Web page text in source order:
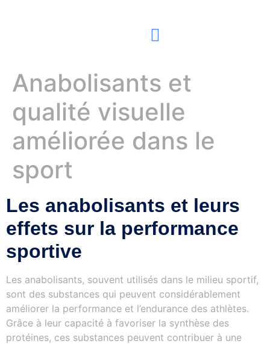
Anabolisants et
qualité visuelle
améliorée dans le
sport
Les anabolisants et leurs
effets sur la performance
sportive
Les anabolisants, souvent utilisés dans le milieu sportif,
sont des substances qui peuvent considérablement
améliorer la performance et l’endurance des athlètes.
Grâce à leur capacité à favoriser la synthèse des
protéines, ces substances peuvent contribuer à une